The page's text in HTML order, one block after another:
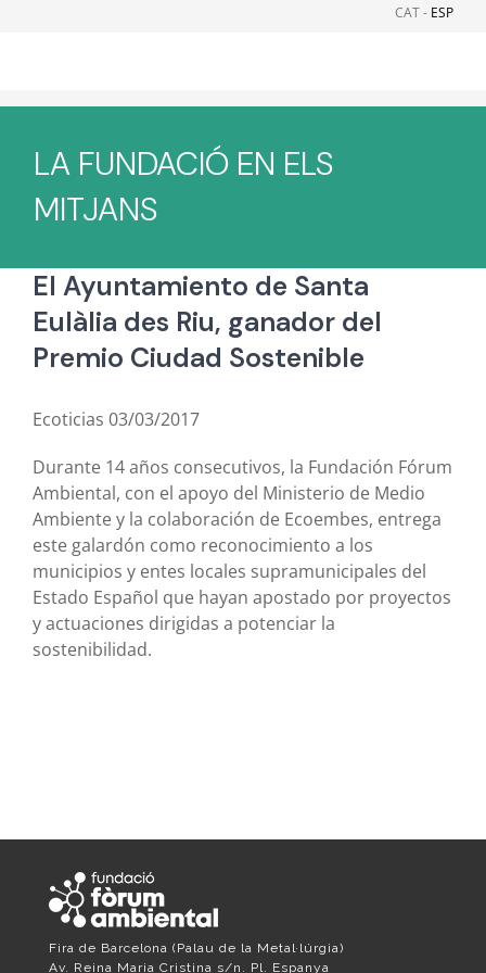
CAT - ESP
LA FUNDACIÓ EN ELS
MITJANS
El Ayuntamiento de Santa
Eulàlia des Riu, ganador del
Premio Ciudad Sostenible
Ecoticias 03/03/2017
Durante 14 años consecutivos, la Fundación Fórum
Ambiental, con el apoyo del Ministerio de Medio
Ambiente y la colaboración de Ecoembes, entrega
este galardón como reconocimiento a los
municipios y entes locales supramunicipales del
Estado Español que hayan apostado por proyectos
y actuaciones dirigidas a potenciar la
sostenibilidad.
Fira de Barcelona (Palau de la Metal·lúrgia)
Av. Reina Maria Cristina s/n. Pl. Espanya